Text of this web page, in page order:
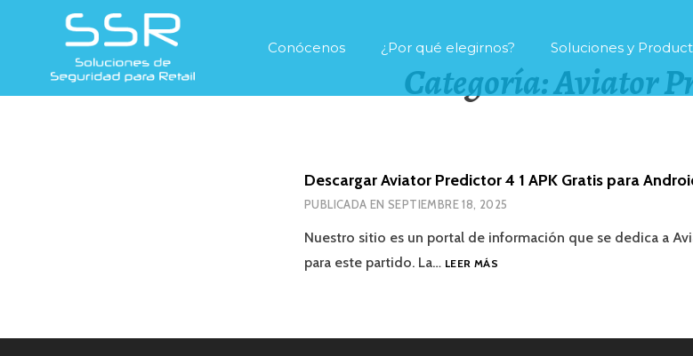
Conócenos ¿Por qué elegirnos? Soluciones y
Categoría:Aviator
Descargar Aviator Predictor 4 1 APK Gratis para
PUBLICADA ENSEPTIEMBRE 18, 2025
Nuestro sitio es un portal de información que se dedica a
para este partido. La… LEER MÁS